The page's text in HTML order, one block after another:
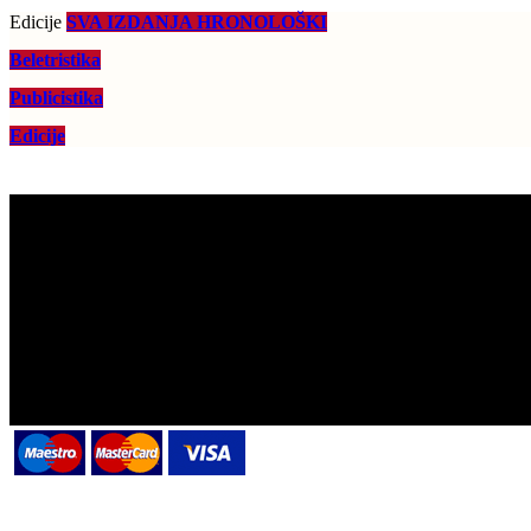
Edicije SVA IZDANJA HRONOLOŠKI
Beletristika
Publicistika
Edicije